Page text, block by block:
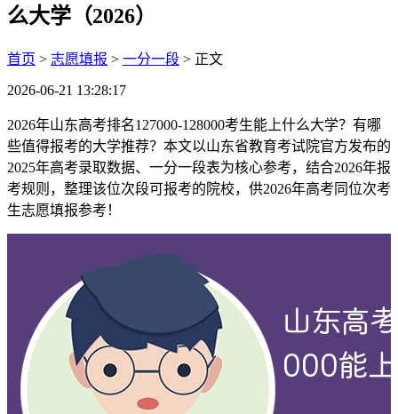
么大学（2026）
首页 > 志愿填报 > 一分一段 > 正文
2026-06-21 13:28:17
2026年山东高考排名127000-128000考生能上什么大学？有哪
些值得报考的大学推荐？本文以山东省教育考试院官方发布的
2025年高考录取数据、一分一段表为核心参考，结合2026年报
考规则，整理该位次段可报考的院校，供2026年高考同位次考
生志愿填报参考！